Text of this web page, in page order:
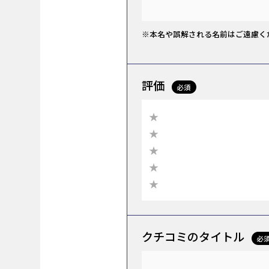
※本名や誤解される名前はご遠慮く
評価 必須
★
★
★
★
★
クチコミのタイトル 必